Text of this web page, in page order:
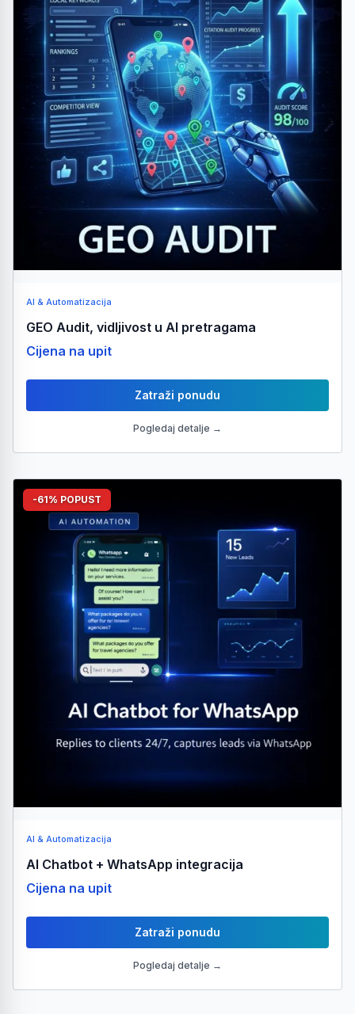
AI & Automatizacija
GEO Audit, vidljivost u AI pretragama
Cijena na upit
Zatraži ponudu
Pogledaj detalje →
-61% POPUST
AI & Automatizacija
AI Chatbot + WhatsApp integracija
Cijena na upit
Zatraži ponudu
Pogledaj detalje →